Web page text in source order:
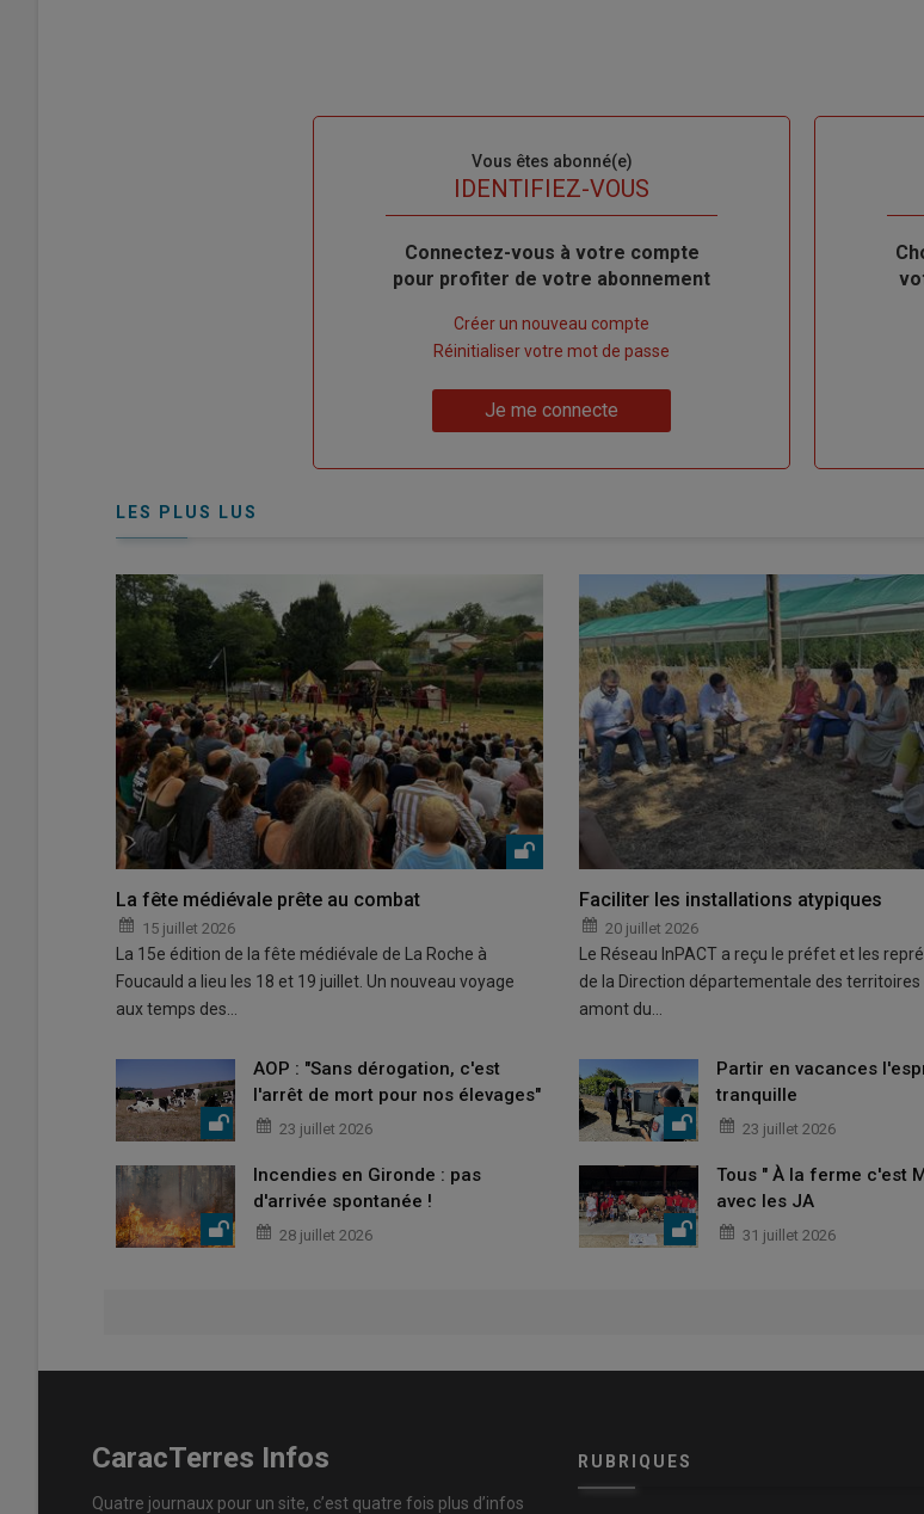
Vous êtes abonné(e)
IDENTIFIEZ-VOUS
Body
Connectez-vous à votre compte
pour profiter de votre abonnement
compte"
Créer un nouveau compte
Réinitialiser votre mot de passe
Je me connecte
LES PLUS LUS
La fête médiévale prête au combat
15 juillet 2026
La 15e édition de la fête médiévale de La Roche à
Foucauld a lieu les 18 et 19 juillet. Un nouveau voyage
aux temps des…
Faciliter les installations atypiques
20 juillet 2026
Le Réseau InPACT a reçu le préfet et les
de la Direction départementale des territoires
amont du…
AOP : "Sans dérogation, c'est
l'arrêt de mort pour nos élevages"
23 juillet 2026
Partir en vacances
tranquille
23 juillet 2026
Incendies en Gironde : pas
d'arrivée spontanée !
28 juillet 2026
Tous " À la ferme c'est
avec les JA
31 juillet 2026
CaracTerres Infos
Quatre journaux pour un site, c’est quatre fois plus d’infos
RUBRIQUES